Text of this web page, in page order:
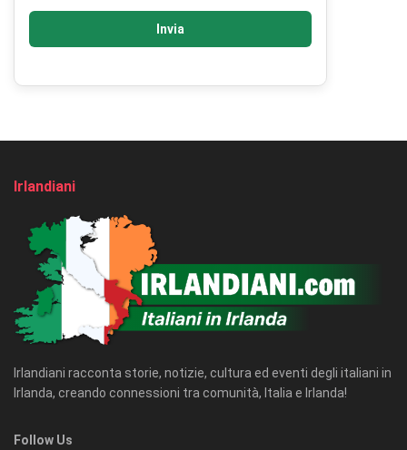
Invia
Irlandiani
Irlandiani racconta storie, notizie, cultura ed eventi degli italiani in
Irlanda, creando connessioni tra comunità, Italia e Irlanda!
Follow Us